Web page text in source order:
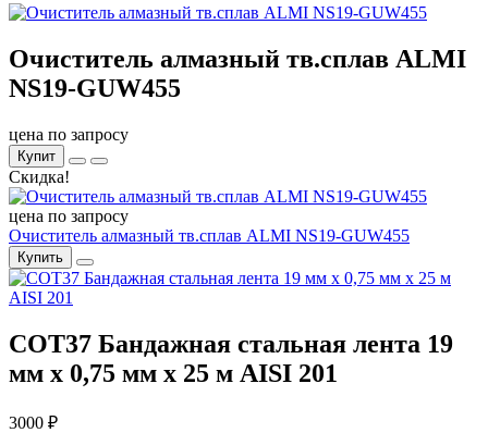
Очиститель алмазный тв.сплав ALMI
NS19-GUW455
цена по запросу
Купит
Скидка!
цена по запросу
Очиститель алмазный тв.сплав ALMI NS19-GUW455
Купить
COT37 Бандажная стальная лента 19
мм x 0,75 мм x 25 м AISI 201
3000 ₽